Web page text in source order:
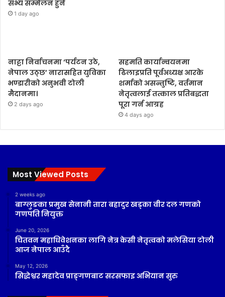
सभ्य सम्मेलन हुने
1 day ago
नाट्टा निर्वाचनमा ‘पर्यटन उठे,
नेपाल उठ्छ’ नारासहित युविका
भण्डारीको अनुभवी टोली
मैदानमा।
2 days ago
सहमति कार्यान्वयनमा
ढिलाइप्रति पूर्वअध्यक्ष आरके
शर्माको असन्तुष्टि, वर्तमान
नेतृत्वलाई तत्काल प्रतिबद्धता
पूरा गर्न आग्रह
4 days ago
Most Viewed Posts
2 weeks ago
बाग्लुङका प्रमुख सेनानी तारा बहादुर खड्का वीर दल गणको
गणपति नियुक्त
June 20, 2026
चितवन महाधिवेशनका लागि नेत्र केसी नेतृत्वको मलेसिया टोली
आज नेपाल आउँदै
May 12, 2026
सिद्धेश्वर महादेव प्राङ्गणबाट सरसफाइ अभियान सुरु